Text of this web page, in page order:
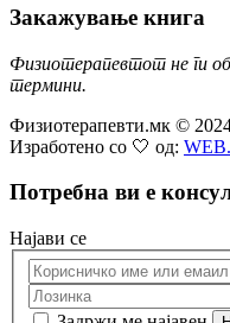
Закажување книга
Физиотерапевтот не ги
термини.
Физиотерапевти.мк ©
Изработено со 🤍 од:
Потребна ви е
Најави се